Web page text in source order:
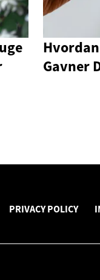
Gavner
PRIVACY POLICY